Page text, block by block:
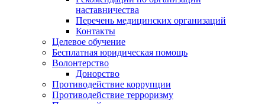
наставничества
Перечень медицинских организаций
Контакты
Целевое обучение
Бесплатная юридическая помощь
Волонтерство
Донорство
Противодействие коррупции
Противодействие терроризму